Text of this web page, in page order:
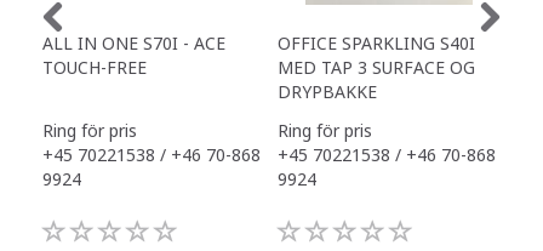
ALL IN ONE S70I - ACE
TOUCH-FREE
Ring för pris
+45 70221538 / +46 70-868
9924
OFFICE SPARKLING S40I
MED TAP 3 SURFACE OG
DRYPBAKKE
Ring för pris
+45 70221538 / +46 70-868
9924